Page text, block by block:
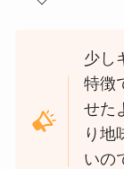
少し
特徴
せた
り地
いの